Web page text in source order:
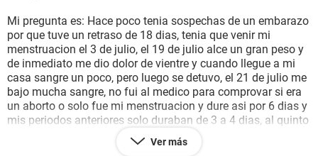
SEXUALIDAD
GLOSARIO
Mi pregunta es: Hace poco tenia sospechas de un embarazo
por que tuve un retraso de 18 dias, tenia que venir mi
menstruacion el 3 de julio, el 19 de julio alce un gran peso y
de inmediato me dio dolor de vientre y cuando llegue a mi
casa sangre un poco, pero luego se detuvo, el 21 de julio me
bajo mucha sangre, no fui al medico para comprovar si era
un aborto o solo fue mi menstruacion y dure asi por 6 dias y
mis periodos anteriores solo duraban de 3 a 4 dias, al quinto
dia de mi menstruacion tuve relaciones con mi esposo sin
proteccion,.. Quisiera saber si pude haber a quedado
Ver más